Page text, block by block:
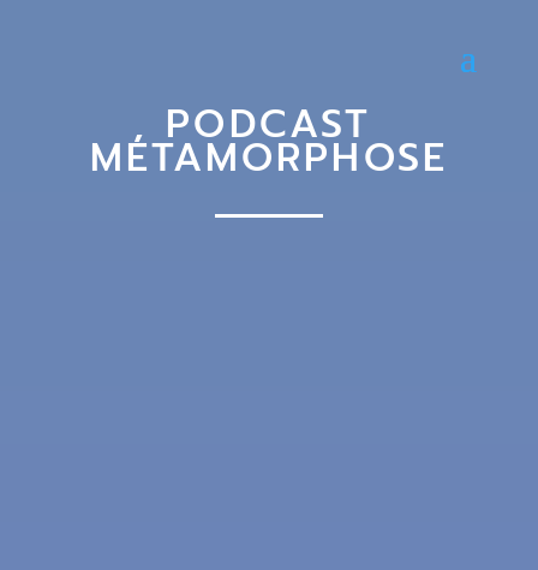
PODCAST
MÉTAMORPHOSE